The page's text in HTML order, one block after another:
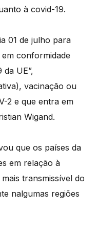
à covid-19.
01 de julho para
conformidade
UE”,
vacinação ou
2 e que entra em
Wigand.
que os países da
em relação à
transmissível do
nalgumas regiões